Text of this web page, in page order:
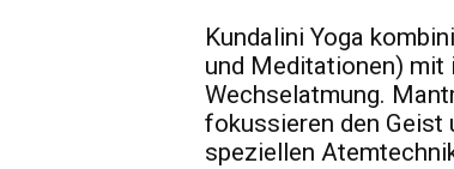
Kundalini Yoga
und Meditationen) mit
Wechselatmung.
fokussieren den Geist
speziellen